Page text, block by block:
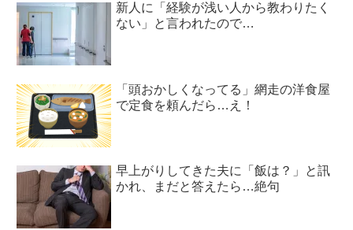
新人に「経験が浅い人から教わりたく
ない」と言われたので…
「頭おかしくなってる」網走の洋食屋
で定食を頼んだら…え！
早上がりしてきた夫に「飯は？」と訊
かれ、まだと答えたら…絶句